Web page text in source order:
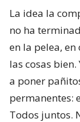
La idea la
no ha
en la pelea,
las cosas
a poner
permanentes:
Todos juntos.